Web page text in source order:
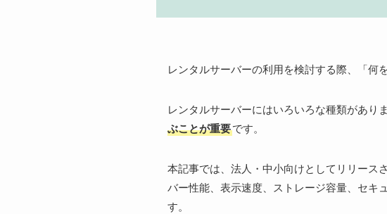
レンタルサーバーの利用を検討する際、「何
レンタルサーバーにはいろいろな種類がありま
ぶことが重要です。
本記事では、法人・中小向けとしてリリース
バー性能、表示速度、ストレージ容量、セキ
す。